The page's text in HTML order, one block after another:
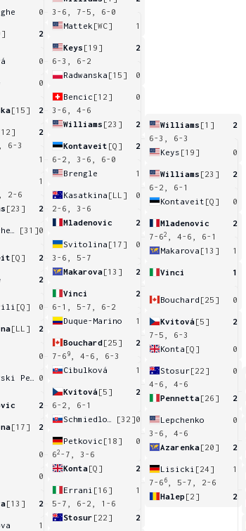
0
2
0
0
[15] 2
2
, 6-3
1
1
, 2-6
[23] 2
[31]0
[Q] 2
2
[Q] 0
[LL]
2
0
0
2
[17]
2
0
0
[13] 2
1
3-6, 7-5, 6-0
Mattek [WC] 1
Keys [19]
2
6-3, 6-2
Radwanska [15] 0
Bencic [12]
0
3-6, 4-6
Williams [23] 2
Kontaveit [Q]
2
6-2, 3-6, 6-0
Brengle
1
Kasatkina [LL]
0
2-6, 3-6
Mladenovic
2
Svitolina [17]
0
3-6, 5-7
Makarova[13] 2
Vinci
2
6-1, 5-7, 6-2
Duque-Marino
1
Bouchard[25]
2
7-6 9
, 4-6, 6-3
Cibulková
1
Kvitová[5]
2
6-2, 6-1
[32]0
Petkovic [18]
0
62 -7, 3-6
Konta[Q] 2
Errani [16]
1
5-7, 6-2, 1-6
Stosur [22] 2
Williams [1]
2
6-3, 6-3
Keys [19] 0
Williams [23]
2
6-2, 6-1
Kontaveit [Q] 0
Mladenovic
2
7-62
, 4-6, 6-1
Makarova [13] 1
Vinci 1
Bouchard [25] 0
Kvitová[5]
2
7-5, 6-3
Konta [Q] 0
Stosur[22]
0
4-6, 4-6
Pennetta[26] 2
Lepchenko
0
3-6, 4-6
Azarenka[20] 2
Lisicki [24]
1
7-6 6
, 5-7, 2-6
Halep [2] 2